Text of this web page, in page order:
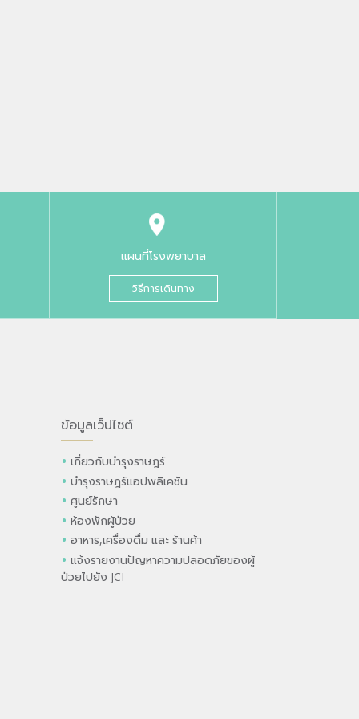
แผนที่โรงพยาบาล
วิธีการเดินทาง
ข้อมูลเว็ปไซต์
เกี่ยวกับบำรุงราษฎร์
บำรุงราษฎร์แอปพลิเคชัน
ศูนย์รักษา
ห้องพักผู้ป่วย
อาหาร,เครื่องดื่ม และ ร้านค้า
แจ้งรายงานปัญหาความปลอดภัยของผู้
ป่วยไปยัง JCI